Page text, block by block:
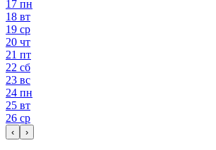
17 пн
18 вт
19 ср
20 чт
21 пт
22 сб
23 вс
24 пн
25 вт
26 ср
‹ ›